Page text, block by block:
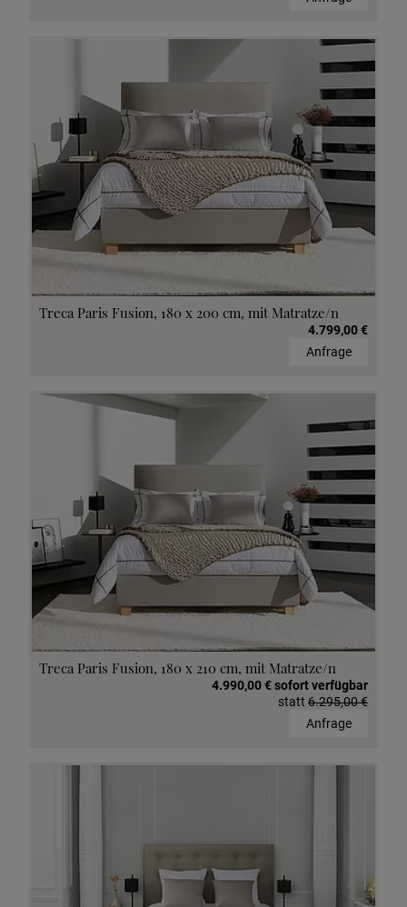
Treca Paris Fusion, 180 x 200 cm, mit Matratze/n
4.799,00 €
Anfrage
Treca Paris Fusion, 180 x 210 cm, mit Matratze/n
4.990,00 € sofort verfügbar
statt 6.295,00 €
Anfrage